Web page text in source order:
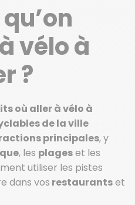
vélo à
?
où aller à vélo à
de la ville
principales, y
, les plageset les
utiliser les pistes
dans vos restaurantset